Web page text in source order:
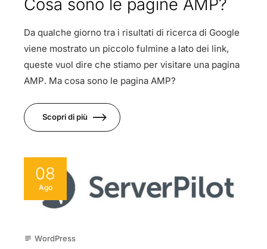
Da qualche giorno tra i risultati di ricerca di Google
viene mostrato un piccolo fulmine a lato dei link,
queste vuol dire che stiamo per visitare una pagina
AMP. Ma cosa sono le pagina AMP?
Scopri di più
08
Ago
subject WordPress